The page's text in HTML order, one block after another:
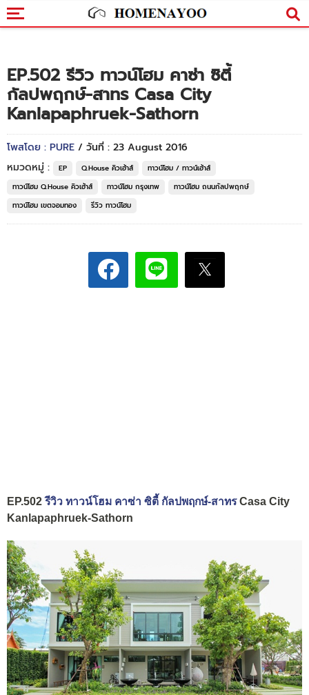
EP.502 รีวิว ทาวน์โฮม คาซ่า ซิตี้
กัลปพฤกษ์-สาทร Casa City
Kanlapaphruek-Sathorn
โพสโดย : PURE / วันที่ : 23 August 2016
หมวดหมู่ :
EP Q.House คิวเฮ้าส์
ทาวน์โฮม / ทาวน์เฮ้าส์
ทาวน์โฮม Q.House คิวเฮ้าส์
ทาวน์โฮม กรุงเทพ
ทาวน์โฮม ถนนกัลปพฤกษ์
ทาวน์โฮม เขตจอมทอง
รีวิว ทาวน์โฮม
EP.502รีวิว ทาวน์โฮม คาซ่า ซิตี้ กัลปพฤกษ์-สาทรCasa City
Kanlapaphruek-Sathorn